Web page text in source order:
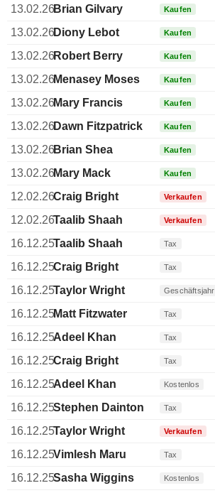
13.02.26Brian Gilvary Kaufen
13.02.26Diony Lebot Kaufen
13.02.26Robert Berry Kaufen
13.02.26Menasey Moses Kaufen
13.02.26Mary Francis Kaufen
13.02.26Dawn Fitzpatrick Kaufen
13.02.26Brian Shea Kaufen
13.02.26Mary Mack Kaufen
12.02.26Craig Bright Verkaufen
12.02.26Taalib Shaah Verkaufen
16.12.25Taalib Shaah Tax
16.12.25Craig Bright Tax
16.12.25Taylor Wright Geschäftsjahr
16.12.25Matt Fitzwater Tax
16.12.25Adeel Khan Tax
16.12.25Craig Bright Tax
16.12.25Adeel Khan Kostenlos
16.12.25Stephen Dainton Tax
16.12.25Taylor Wright Verkaufen
16.12.25Vimlesh Maru Tax
16.12.25Sasha Wiggins Kostenlos